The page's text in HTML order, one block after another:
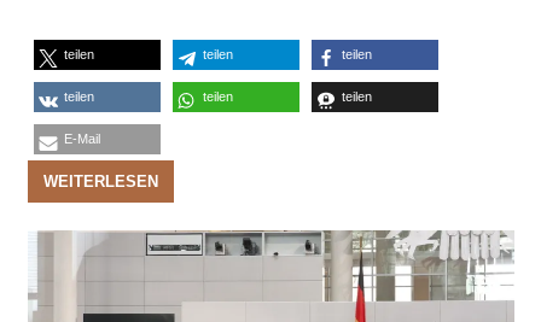
teilen teilen teilen
teilen teilen teilen
E-Mail
WEITERLESEN